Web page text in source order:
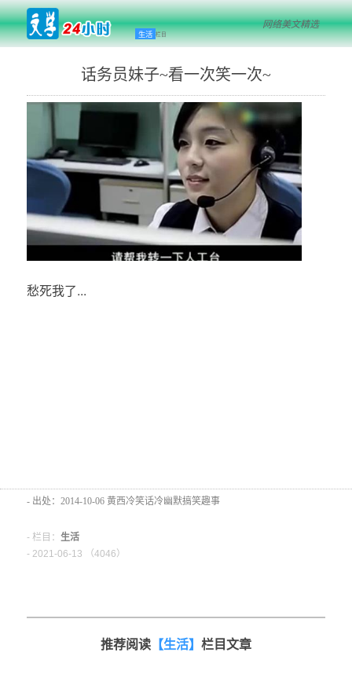
生活 栏目
网络美文精选
话务员妹子~看一次笑一次~
愁死我了...
- 出处：2014-10-06 黄西冷笑话冷幽默搞笑趣事
- 栏目： 生活
- 2021-06-13 （4046）
推荐阅读 【生活】 栏目文章